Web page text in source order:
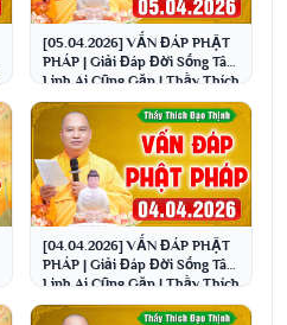
[05.04.2026] VẤN ĐÁP PHẬT
PHÁP | Giải Đáp Đời Sống Tâm
Linh Ai Cũng Gặp | Thầy Thích
Đạo Thịnh
[04.04.2026] VẤN ĐÁP PHẬT
PHÁP | Giải Đáp Đời Sống Tâm
Linh Ai Cũng Gặp | Thầy Thích
Đạo Thịnh